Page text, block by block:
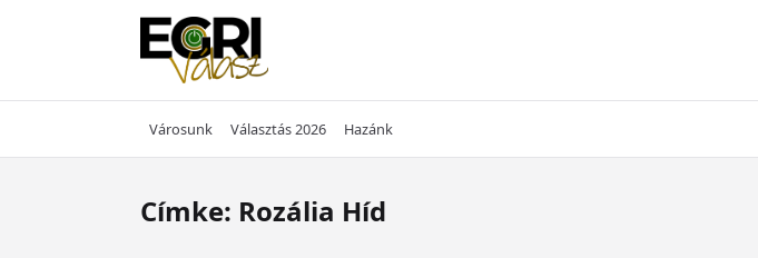
Városunk Választás 2026 Hazánk
Címke: Rozália Híd